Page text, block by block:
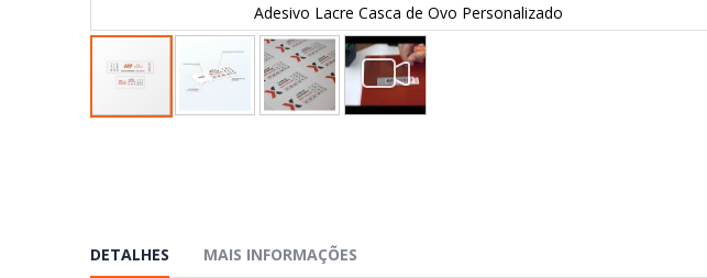
Adesivo Lacre Casca de Ovo Personalizado
de
imagens
DETALHES MAIS INFORMAÇÕES